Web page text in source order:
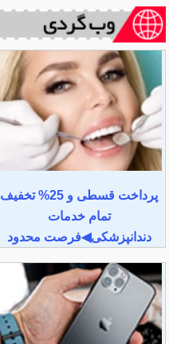
پرداخت قسطی و 25% تخفیف
تمام خدمات
دندانپزشکی◀فرصت محدود